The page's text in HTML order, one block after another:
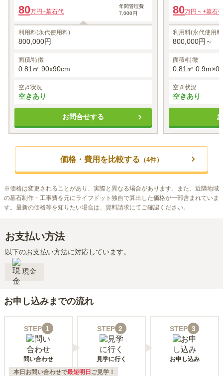
80万円+墓石代
年間管理費
7,000円
利用料(永代使用料)
800,000円
面積/特徴
0.81㎡ 90x90cm
空き状況
空きあり
お問合せする
80万円～+墓石
利用料(永代使用
800,000円～
面積/特徴
0.81㎡
空き状況
空きあり
価格・費用を比較する （4件）
※価格は変更されることがあり、実際と異なる場合があります。また、近隣地域
の墓石制作・工事費を元にライフドット独自で算出した価格が一部含まれていま
す。最新の価格等を知りたい場合は、資料請求にてご確認ください。
お支払い方法
以下のお支払い方法に対応しています。
現金
お申し込みまでの流れ
STEP 1
問い合わせ
STEP 2
見学に行く
STEP 3
お申し込み
本日お問い合わせで最短明日 ご見学！